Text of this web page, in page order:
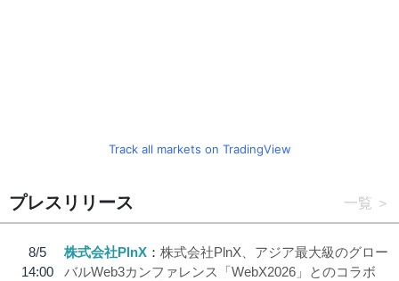
Track all markets on TradingView
プレスリリース 一覧
8/5
14:00
株式会社PlnX
株式会社PlnX、アジア最大級のグロー
バルWeb3カンファレンス「WebX2026」とのコラボ